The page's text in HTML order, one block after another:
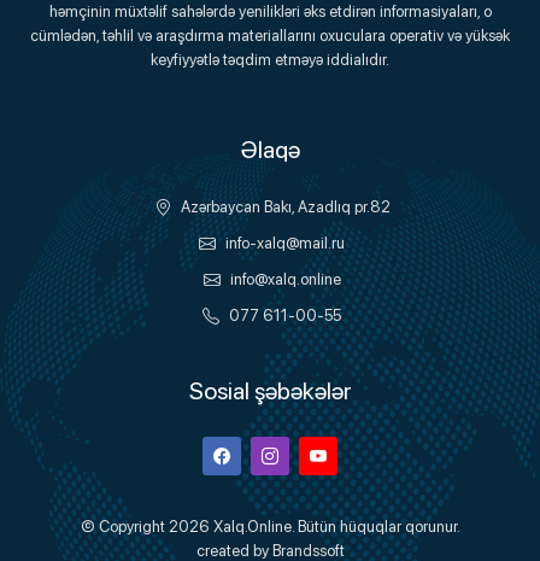
Onlayn Platforma
həmçinin müxtəlif sahələrdə yenilikləri əks etdirən informasiyaları, o
cümlədən, təhlil və araşdırma materiallarını oxuculara operativ və yüksək
keyfiyyətlə təqdim etməyə iddialıdır.
Əlaqə
Azərbaycan Bakı, Azadlıq pr.82
info-xalq@mail.ru
info@xalq.online
077 611-00-55
Sosial şəbəkələr
FacebookInstagramYoutube
© Copyright 2026 Xalq.Online. Bütün hüquqlar qorunur.
created by Brandssoft